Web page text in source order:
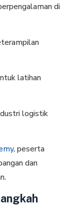
di
latihan
logistik
, peserta
dan